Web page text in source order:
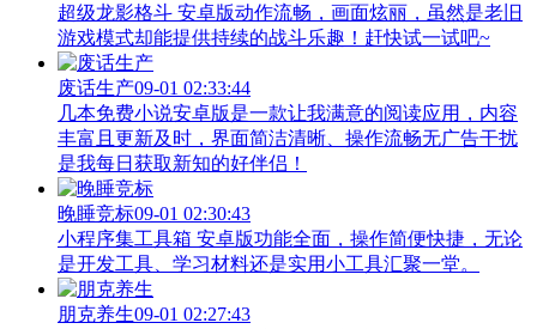
超级龙影格斗 安卓版动作流畅，画面炫丽，虽然是老旧
游戏模式却能提供持续的战斗乐趣！赶快试一试吧~
废话生产09-01 02:33:44
几本免费小说安卓版是一款让我满意的阅读应用，内容
丰富且更新及时，界面简洁清晰、操作流畅无广告干扰
是我每日获取新知的好伴侣！
晚睡竞标09-01 02:30:43
小程序集工具箱 安卓版功能全面，操作简便快捷，无论
是开发工具、学习材料还是实用小工具汇聚一堂。
朋克养生09-01 02:27:43